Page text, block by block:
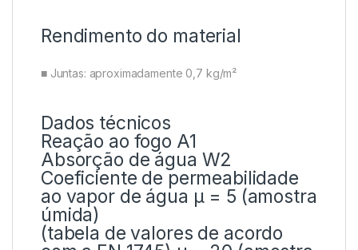
Rendimento do material
■ Juntas: aproximadamente 0,7 kg/m²
Dados técnicos
Reação ao fogo A1
Absorção de água W2
Coeficiente de permeabilidade
ao vapor de água μ = 5 (amostra
úmida)
(tabela de valores de acordo